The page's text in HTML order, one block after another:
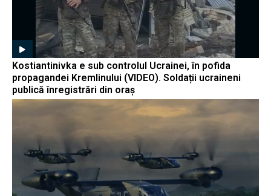
Kostiantinivka e sub controlul Ucrainei, în pofida
propagandei Kremlinului (VIDEO). Soldații ucraineni
publică înregistrări din oraș